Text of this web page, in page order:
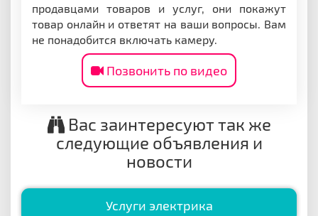
продавцами товаров и услуг, они покажут
товар онлайн и ответят на ваши вопросы. Вам
не понадобится включать камеру.
Позвонить по видео
Вас заинтересуют так же
следующие объявления и
новости
Услуги электрика